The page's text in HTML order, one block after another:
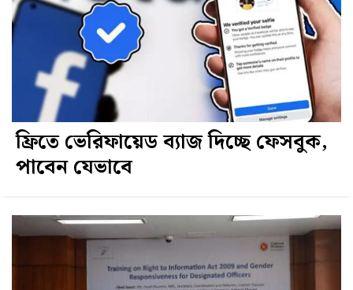
ফ্রিতে ভেরিফায়েড ব্যাজ দিচ্ছে ফেসবুক,
পাবেন যেভাবে